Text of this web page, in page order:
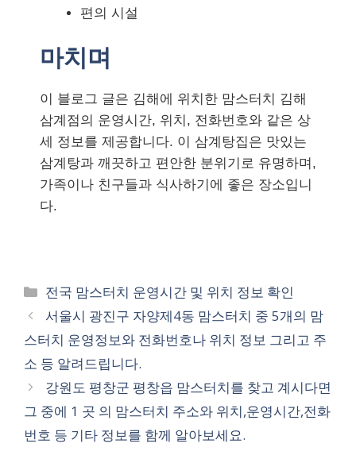
편의 시설
마치며
이 블로그 글은 김해에 위치한 맘스터치 김해
삼계점의 운영시간, 위치, 전화번호와 같은 상
세 정보를 제공합니다. 이 삼계탕집은 맛있는
삼계탕과 깨끗하고 편안한 분위기로 유명하며,
가족이나 친구들과 식사하기에 좋은 장소입니
다.
카
테
고
리
전국 맘스터치 운영시간 및 위치 정보 확인
서울시 광진구 자양제4동 맘스터치 중 5개의 맘
스터치 운영정보와 전화번호나 위치 정보 그리고 주
소 등 알려드립니다.
강원도 평창군 평창읍 맘스터치를 찾고 계시다면
그 중에 1 곳 의 맘스터치 주소와 위치,운영시간,전화
번호 등 기타 정보를 함께 알아보세요.